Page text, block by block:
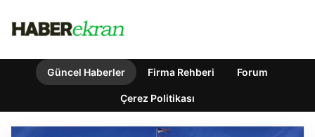
Güncel Haberler Firma Rehberi Forum
Çerez Politikası